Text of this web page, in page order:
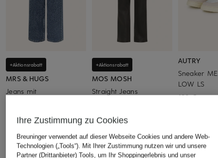
+Aktionsrabatt
MRS & HUGS
Jeans mit
49,99 €
Ursprünglich:149,99 €
+Aktionsrabatt
MOS MOSH
Straight Jeans
89,99 €
Ursprünglich:149,99 €
AUTRY
Sneaker
LOW LS
180 €
Ihre Zustimmung zu Cookies
Breuninger verwendet auf dieser Webseite Cookies und andere Web-
Technologien („Tools“). Mit Ihrer Zustimmung nutzen wir und unsere
Partner (Drittanbieter) Tools, um Ihr Shoppingerlebnis und unser